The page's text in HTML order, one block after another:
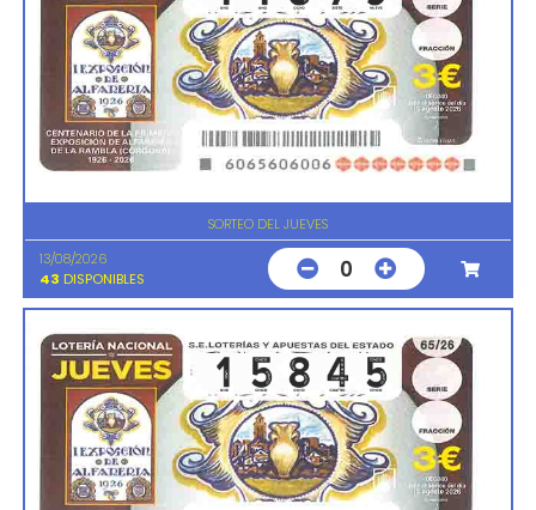
SORTEO DEL JUEVES
13/08/2026
43 DISPONIBLES 0